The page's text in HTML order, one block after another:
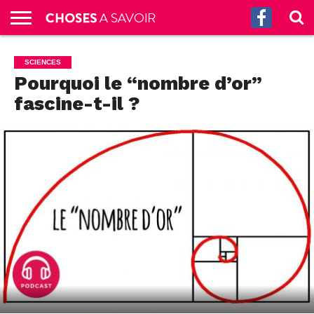
CULTURE
G.
SCIENCES
SANTÉ
HISTOIRE
ÉCONOMIE
INCROYABLE
!
TECH
AUTRES
S’ABONNER
AUX
PODCASTS
CONTACT
A
PROPOS
SCIENCES
Pourquoi le “nombre d’or”
fascine-t-il ?